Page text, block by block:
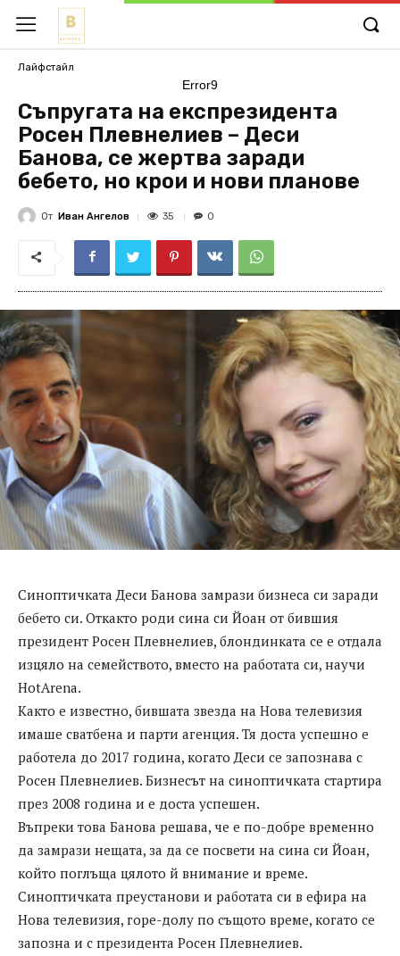
Лайфстайл
Error9
Съпругата на експрезидента
Росен Плевнелиев – Деси
Банова, се жертва заради
бебето, но крои и нови планове
От Иван Ангелов 35 0
Синоптичката Деси Банова замрази бизнеса си заради
бебето си. Откакто роди сина си Йоан от бившия
президент Росен Плевнелиев, блондинката се е отдала
изцяло на семейството, вместо на работата си, научи
HotArena.
Както е известно, бившата звезда на Нова телевизия
имаше сватбена и парти агенция. Тя доста успешно е
работела до 2017 година, когато Деси се запознава с
Росен Плевнелиев. Бизнесът на синоптичката стартира
през 2008 година и е доста успешен.
Въпреки това Банова решава, че е по-добре временно
да замрази нещата, за да се посвети на сина си Йоан,
който поглъща цялото й внимание и време.
Синоптичката преустанови и работата си в ефира на
Нова телевизия, горе-долу по същото време, когато се
запозна и с президента Росен Плевнелиев.